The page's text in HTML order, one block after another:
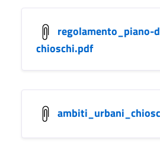
regolamento_piano-
chioschi.pdf